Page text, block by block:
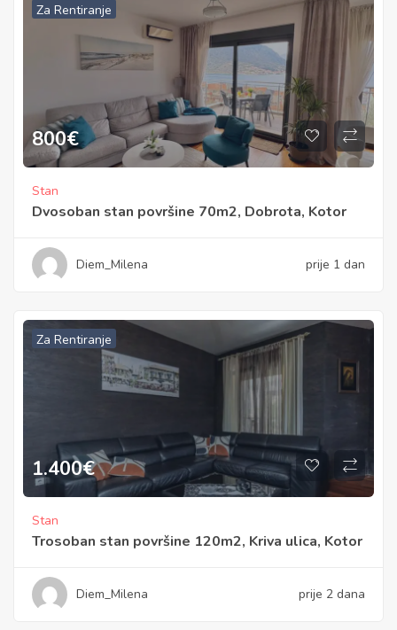
Za Rentiranje
800€
Stan
Dvosoban stan površine 70m2, Dobrota, Kotor
Diem_Milena prije 1 dan
Za Rentiranje
1.400€
Stan
Trosoban stan površine 120m2, Kriva ulica, Kotor
Diem_Milena prije 2 dana